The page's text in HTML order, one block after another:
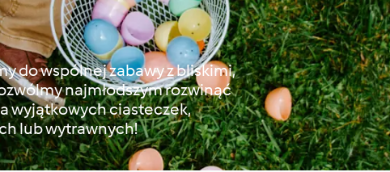
do wspólnej zabawy z bliskimi,
najmłodszym rozwinąć
wyjątkowych ciasteczek,
lub wytrawnych!